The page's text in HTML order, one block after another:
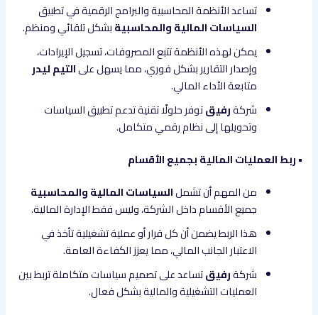
تساعد الأنظمة المحاسبية والبرامج الرقمية في تطبيق
السياسات المالية والمحاسبيةبشكل تلقائي ومنظم.
يمكن لهذه الأنظمة تتبع المصروفات، تسجيل الإيرادات،
وإصدار التقارير بشكل فوري، مما يسهل علىالتيم ليدر
متابعة الأداء المالي.
شركةرفيقتوفر حلولًا تقنية تدعم تطبيق السياسات
وتحويلها إلى نظام رقمي متكامل.
• ربط العمليات المالية بجميع الأقسام
من المهم أن تشملالسياسات المالية والمحاسبية
جميع الأقسام داخل الشركة، وليس فقط الإدارة المالية.
هذا الربط يضمن أن كل قرار أو عملية تشغيلية تأخذ في
الاعتبار الجانب المالي، مما يعزز الكفاءة العامة.
شركةرفيقتساعد على تصميم سياسات متكاملة تربط بين
العمليات التشغيلية والمالية بشكل فعال.